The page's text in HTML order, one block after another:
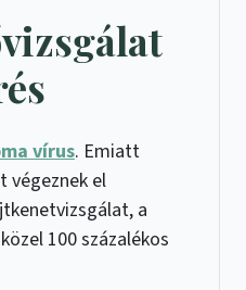
vírus. Emiatt
végeznek el
a
100 százalékos